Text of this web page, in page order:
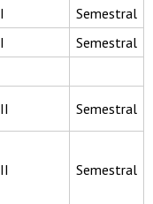
I
Semestral
I Semestral
II Semestral
II Semestral